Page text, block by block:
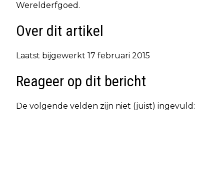
Werelderfgoed.
Over dit artikel
Laatst bijgewerkt 17 februari 2015
Reageer op dit bericht
De volgende velden zijn niet (juist) ingevuld: